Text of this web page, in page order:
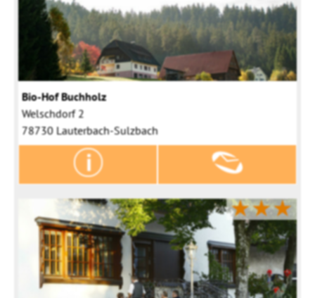
Bio-Hof Buchholz
Welschdorf 2
78730 Lauterbach-Sulzbach
★★★